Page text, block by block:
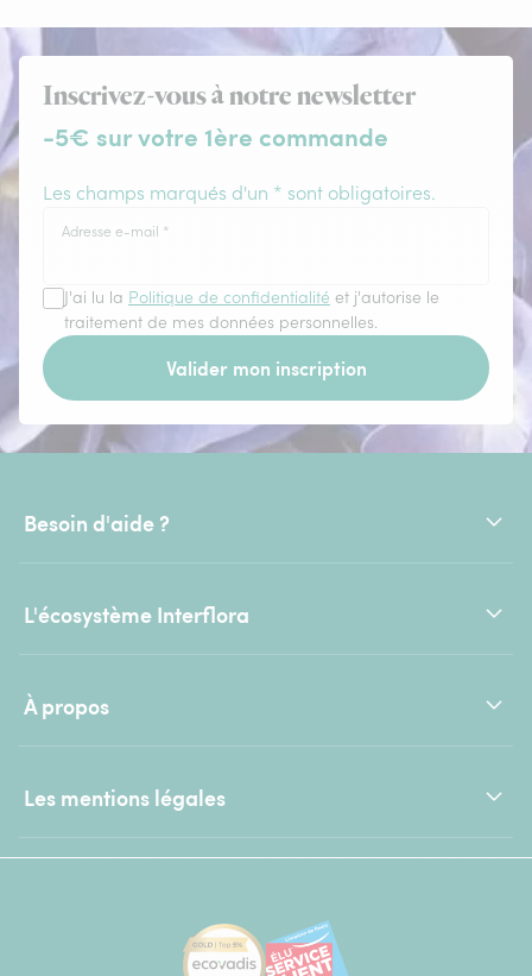
Inscrivez-vous à notre newsletter
-5€ sur votre 1ère commande
Les champs marqués d'un * sont obligatoires.
Adresse e-mail *
J'ai lu la Politique de confidentialité et j'autorise le
traitement de mes données personnelles.
Valider mon inscription
Besoin d'aide ?
L'écosystème Interflora
À propos
Les mentions légales